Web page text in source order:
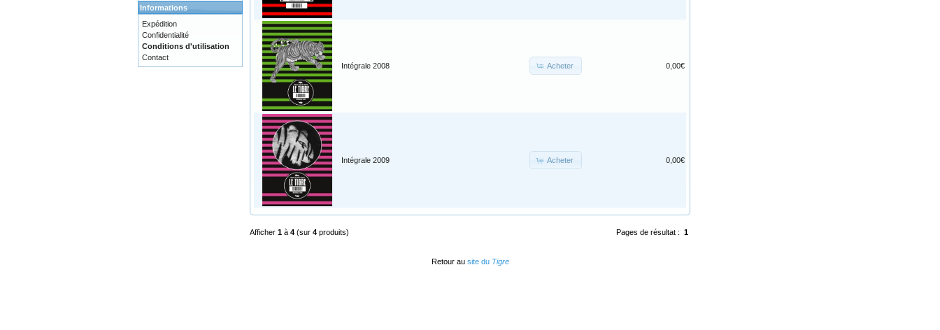
Intégrale 2008 Acheter 0,00€
Intégrale 2009 Acheter 0,00€
Pages de résultat : 1
Afficher 1 à 4 (sur 4 produits)
Informations
Expédition
Confidentialité
Conditions d'utilisation
Contact
Retour au site du Tigre